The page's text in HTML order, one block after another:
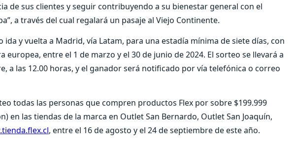
de sus clientes y seguir contribuyendo a su bienestar general con el
a través del cual regalará un pasaje al Viejo Continente.
ida y vuelta a Madrid, vía Latam, para una estadía mínima de siete días, con
europea, entre el 1 de marzo y el 30 de junio de 2024. El sorteo se llevará a
a las 12.00 horas, y el ganador será notificado por vía telefónica o correo
todas las personas que compren productos Flex por sobre $199.999
en las tiendas de la marca en Outlet San Bernardo, Outlet San Joaquín,
, entre el 16 de agosto y el 24 de septiembre de este año.